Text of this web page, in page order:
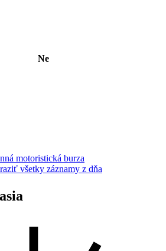
Ne
motoristická burza
všetky záznamy z dňa